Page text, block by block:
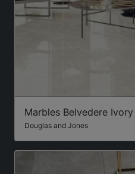
Marbles Belvedere
Douglas and Jones